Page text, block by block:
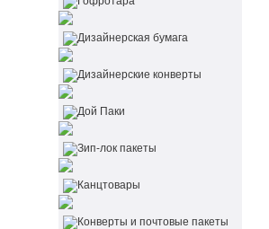
Дизайнерская бумага
Дизайнерские конверты
Дой Паки
Зип-лок пакеты
Канцтовары
Конверты и почтовые пакеты